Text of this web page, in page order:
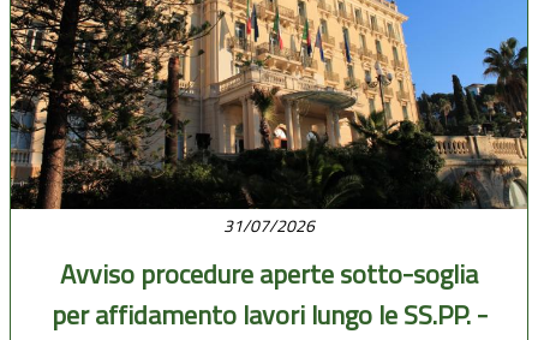
31/07/2026
Avviso procedure aperte sotto-soglia
per affidamento lavori lungo le SS.PP. -